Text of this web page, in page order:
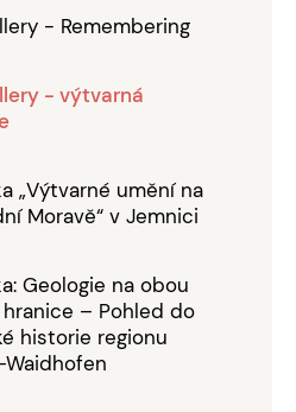
- Remembering
- výtvarná
„Výtvarné umění na
Moravě“ v Jemnici
Geologie na obou
– Pohled do
historie regionu